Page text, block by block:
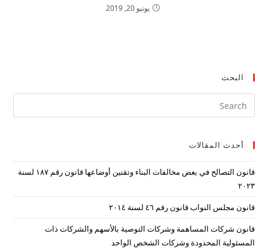
يونيو 20, 2019
البحث
أحدث المقالات
قانون التصالح في بعض مخالفات البناء وتقنين أوضاعها قانون رقم ۱۸۷ لسنة
۲۰۲۳
قانون مجلس النواب قانون رقم ٤٦ لسنة ٢٠١٤
قانون شركات المساهمة وشركات التوصية بالأسهم والشركات ذات
المسئولية المحدودة وشركات الشخص الواحد